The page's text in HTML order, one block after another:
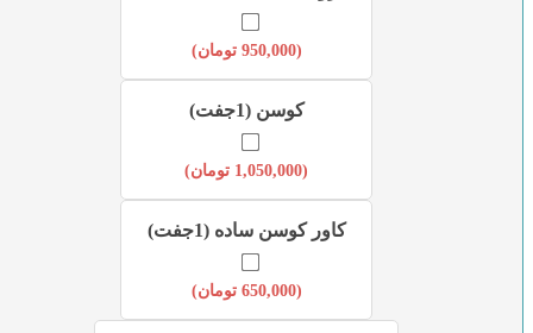
950,000 تومان)
کوسن (1جفت)
1,050,000 تومان)
کاور کوسن ساده (1جفت)
650,000 تومان)